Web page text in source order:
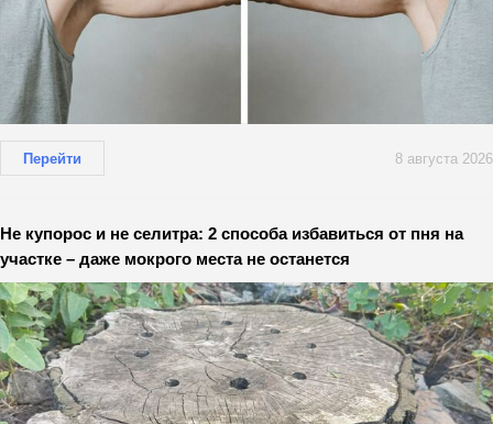
Перейти 8 августа 2026
Не купорос и не селитра: 2 способа избавиться от пня на
участке – даже мокрого места не останется